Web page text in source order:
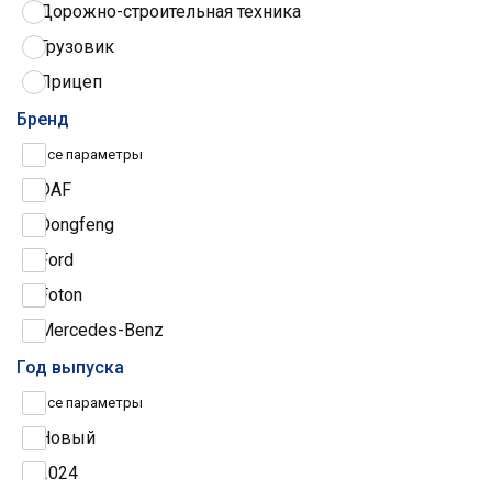
Дорожно-строительная техника
Грузовик
Прицеп
Трактор
Грузовые шины
Бренд
Все параметры
DAF
Dongfeng
Ford
Foton
Mercedes-Benz
Iveco
МАЗ
Scania
Volvo
Год выпуска
Все параметры
Новый
2024